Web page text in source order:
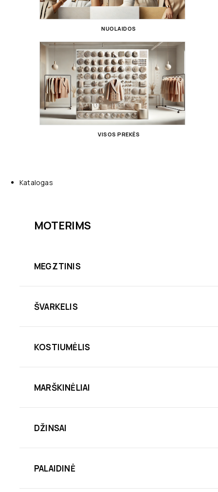
NUOLAIDOS
VISOS PREKĖS
Katalogas
MOTERIMS
MEGZTINIS
ŠVARKELIS
KOSTIUMĖLIS
MARŠKINĖLIAI
DŽINSAI
PALAIDINĖ